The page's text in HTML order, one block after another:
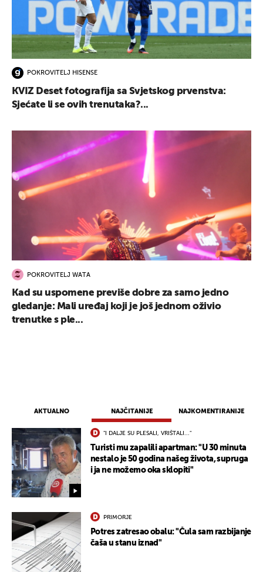
AKTUALNO NAJČITANIJE NAJKOMENTIRANIJE
"I DALJE SU PLESALI, VRIŠTALI..."
Turisti mu zapalili apartman: "U 30 minuta
nestalo je 50 godina našeg života, supruga
i ja ne možemo oka sklopiti"
PRIMORJE
Potres zatresao obalu: "Čula sam razbijanje
čaša u stanu iznad"
POKROVITELJ HISENSE
KVIZ Deset fotografija sa Svjetskog prvenstva:
Sjećate li se ovih trenutaka?...
POKROVITELJ WATA
Kad su uspomene previše dobre za samo jedno
gledanje: Mali uređaj koji je još jednom oživio
trenutke s ple...